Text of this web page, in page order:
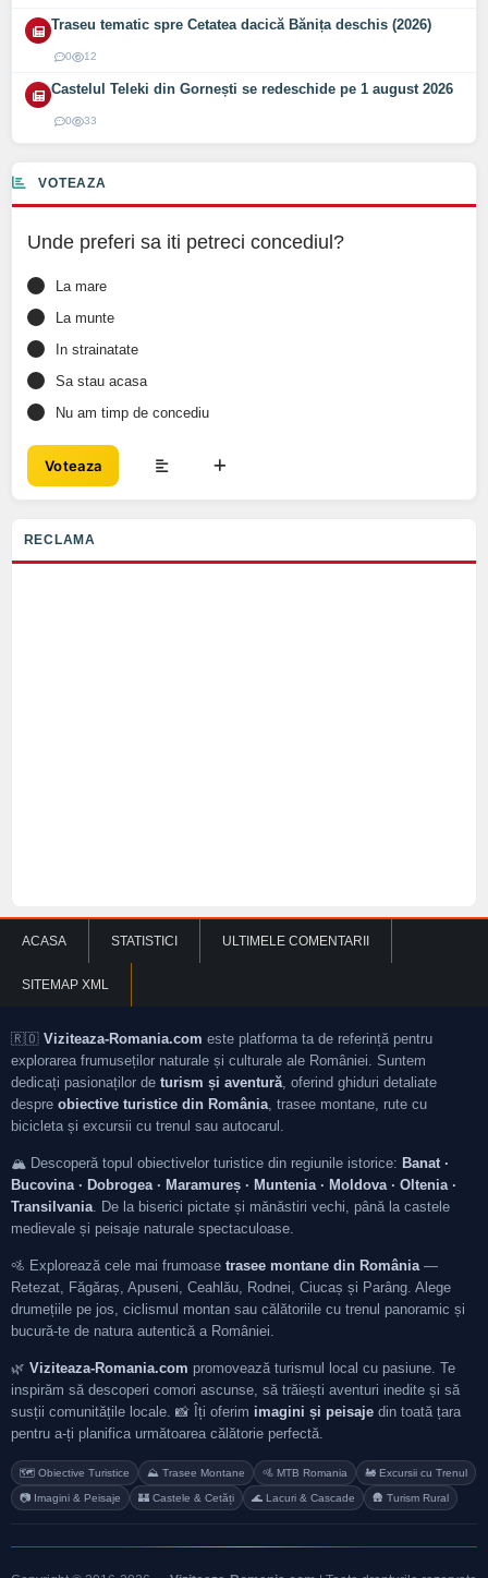
Traseu tematic spre Cetatea dacică Bănița deschis (2026)
0 12
Castelul Teleki din Gornești se redeschide pe 1 august 2026
0 33
VOTEAZA
Unde preferi sa iti petreci concediul?
La mare
La munte
In strainatate
Sa stau acasa
Nu am timp de concediu
Voteaza
RECLAMA
ACASA STATISTICI ULTIMELE COMENTARII
SITEMAP XML
🇷🇴 Viziteaza-Romania.com este platforma ta de referință pentru
explorarea frumuseților naturale și culturale ale României. Suntem
dedicați pasionaților de turism și aventură, oferind ghiduri detaliate
despre obiective turistice din România, trasee montane, rute cu
bicicleta și excursii cu trenul sau autocarul.
🏔️ Descoperă topul obiectivelor turistice din regiunile istorice: Banat ·
Bucovina · Dobrogea · Maramureș · Muntenia · Moldova · Oltenia ·
Transilvania. De la biserici pictate și mănăstiri vechi, până la castele
medievale și peisaje naturale spectaculoase.
🚵 Explorează cele mai frumoase trasee montane din România—
Retezat, Făgăraș, Apuseni, Ceahlău, Rodnei, Ciucaș și Parâng. Alege
drumețiile pe jos, ciclismul montan sau călătoriile cu trenul panoramic și
bucură-te de natura autentică a României.
🌿 Viziteaza-Romania.com promovează turismul local cu pasiune. Te
inspirăm să descoperi comori ascunse, să trăiești aventuri inedite și să
susții comunitățile locale. 📸 Îți oferim imagini și peisaje din toată țara
pentru a-ți planifica următoarea călătorie perfectă.
🗺️ Obiective Turistice ⛰️ Trasee Montane 🚵 MTB Romania 🚂 Excursii cu Trenul
📷 Imagini & Peisaje 🏰 Castele & Cetăți 🌊 Lacuri & Cascade 🛖 Turism Rural